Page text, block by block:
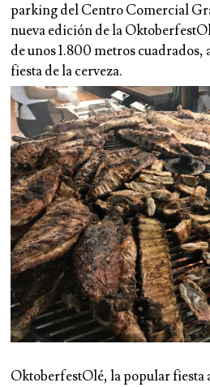
parking del Centro Comercial
nueva edición de la
de unos 1.800 metros cuadrados,
fiesta de la cerveza.
OktoberfestOlé, la popular fiesta